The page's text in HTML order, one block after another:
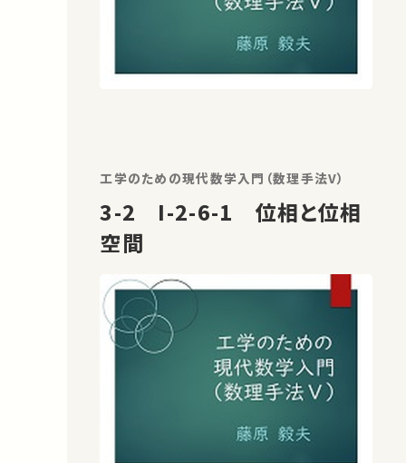
工学のための現代数学入門（数理手法V）
3-2 I-2-6-1 位相と位相
空間